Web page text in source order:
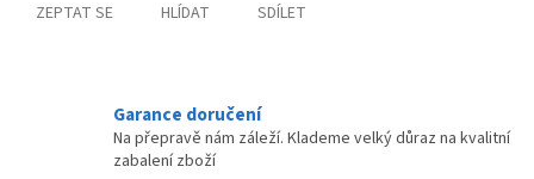
ZEPTAT SE HLÍDAT SDÍLET
Garance doručení
Na přepravě nám záleží. Klademe velký důraz na kvalitní
zabalení zboží